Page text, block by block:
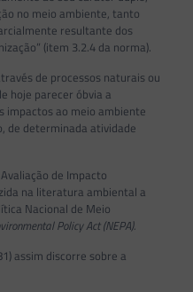
no meio ambiente, tanto
resultante dos
(item 3.2.4 da norma).
de processos naturais ou
hoje parecer óbvia a
impactos ao meio ambiente
de determinada atividade
de Impacto
na literatura ambiental a
Nacional de Meio
Policy Act (NEPA).
assim discorre sobre a